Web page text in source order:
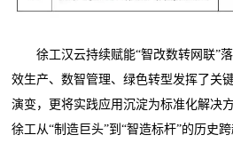
徐工汉云持续赋能“智改数转网联”落
效生产、数智管理、绿色转型发挥了关
演变，更将实践应用沉淀为标准化解决
徐工从“制造巨头”到“智造标杆”的历史跨